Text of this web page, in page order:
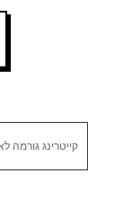
קייטרינג גורמה